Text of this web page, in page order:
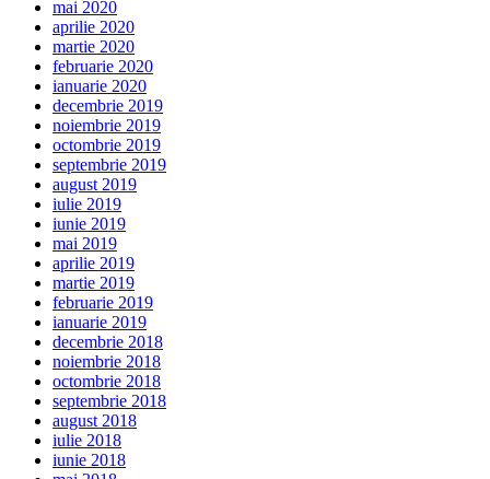
mai 2020
aprilie 2020
martie 2020
februarie 2020
ianuarie 2020
decembrie 2019
noiembrie 2019
octombrie 2019
septembrie 2019
august 2019
iulie 2019
iunie 2019
mai 2019
aprilie 2019
martie 2019
februarie 2019
ianuarie 2019
decembrie 2018
noiembrie 2018
octombrie 2018
septembrie 2018
august 2018
iulie 2018
iunie 2018